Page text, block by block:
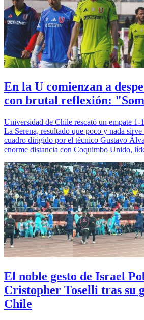
En la U comienzan a
con brutal reflexión:
Universidad de Chile rescató un empate 1-
La Serena, resultado que poco y nada sirve
cuadro dirigido por el técnico Gustavo
enorme distancia con Coquimbo Unido,
El noble gesto de Israel
Cristopher Toselli tras su
Chile